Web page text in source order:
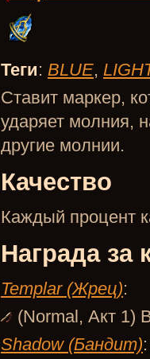
Теги: BLUE,
Ставит маркер,
ударяет молния,
другие молнии.
Качество
Каждый процент
Награда за
Templar (Жрец):
(Normal, Акт 1)
Shadow (Бандит):